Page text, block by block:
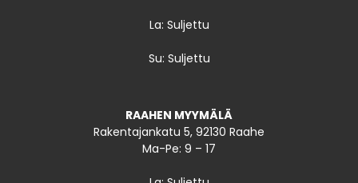
La: Suljettu
Su: Suljettu
RAAHEN MYYMÄLÄ
Rakentajankatu 5, 92130 Raahe
Ma-Pe: 9 – 17